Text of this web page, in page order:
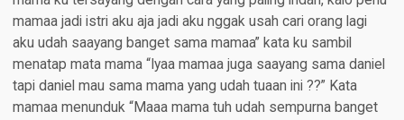
mamaa jadi istri aku aja jadi aku nggak usah cari orang lagi
aku udah saayang banget sama mamaa” kata ku sambil
menatap mata mama “Iyaa mamaa juga saayang sama daniel
tapi daniel mau sama mama yang udah tuaan ini ??” Kata
mamaa menunduk “Maaa mama tuh udah sempurna banget